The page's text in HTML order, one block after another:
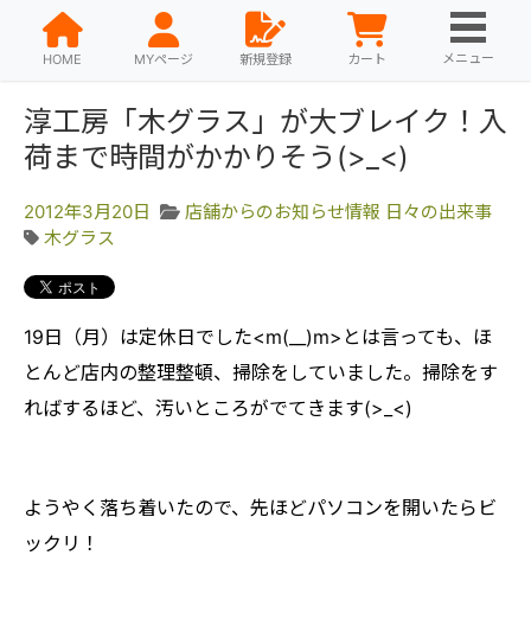
HOME MYページ 新規登録 カート メニュー
淳工房「木グラス」が大ブレイク！入
荷まで時間がかかりそう(>_<)
2012年3月20日 店舗からのお知らせ情報 日々の出来事
木グラス
19日（月）は定休日でした<m(__)m>とは言っても、ほ
とんど店内の整理整頓、掃除をしていました。掃除をす
ればするほど、汚いところがでてきます(>_<)
ようやく落ち着いたので、先ほどパソコンを開いたらビ
ックリ！